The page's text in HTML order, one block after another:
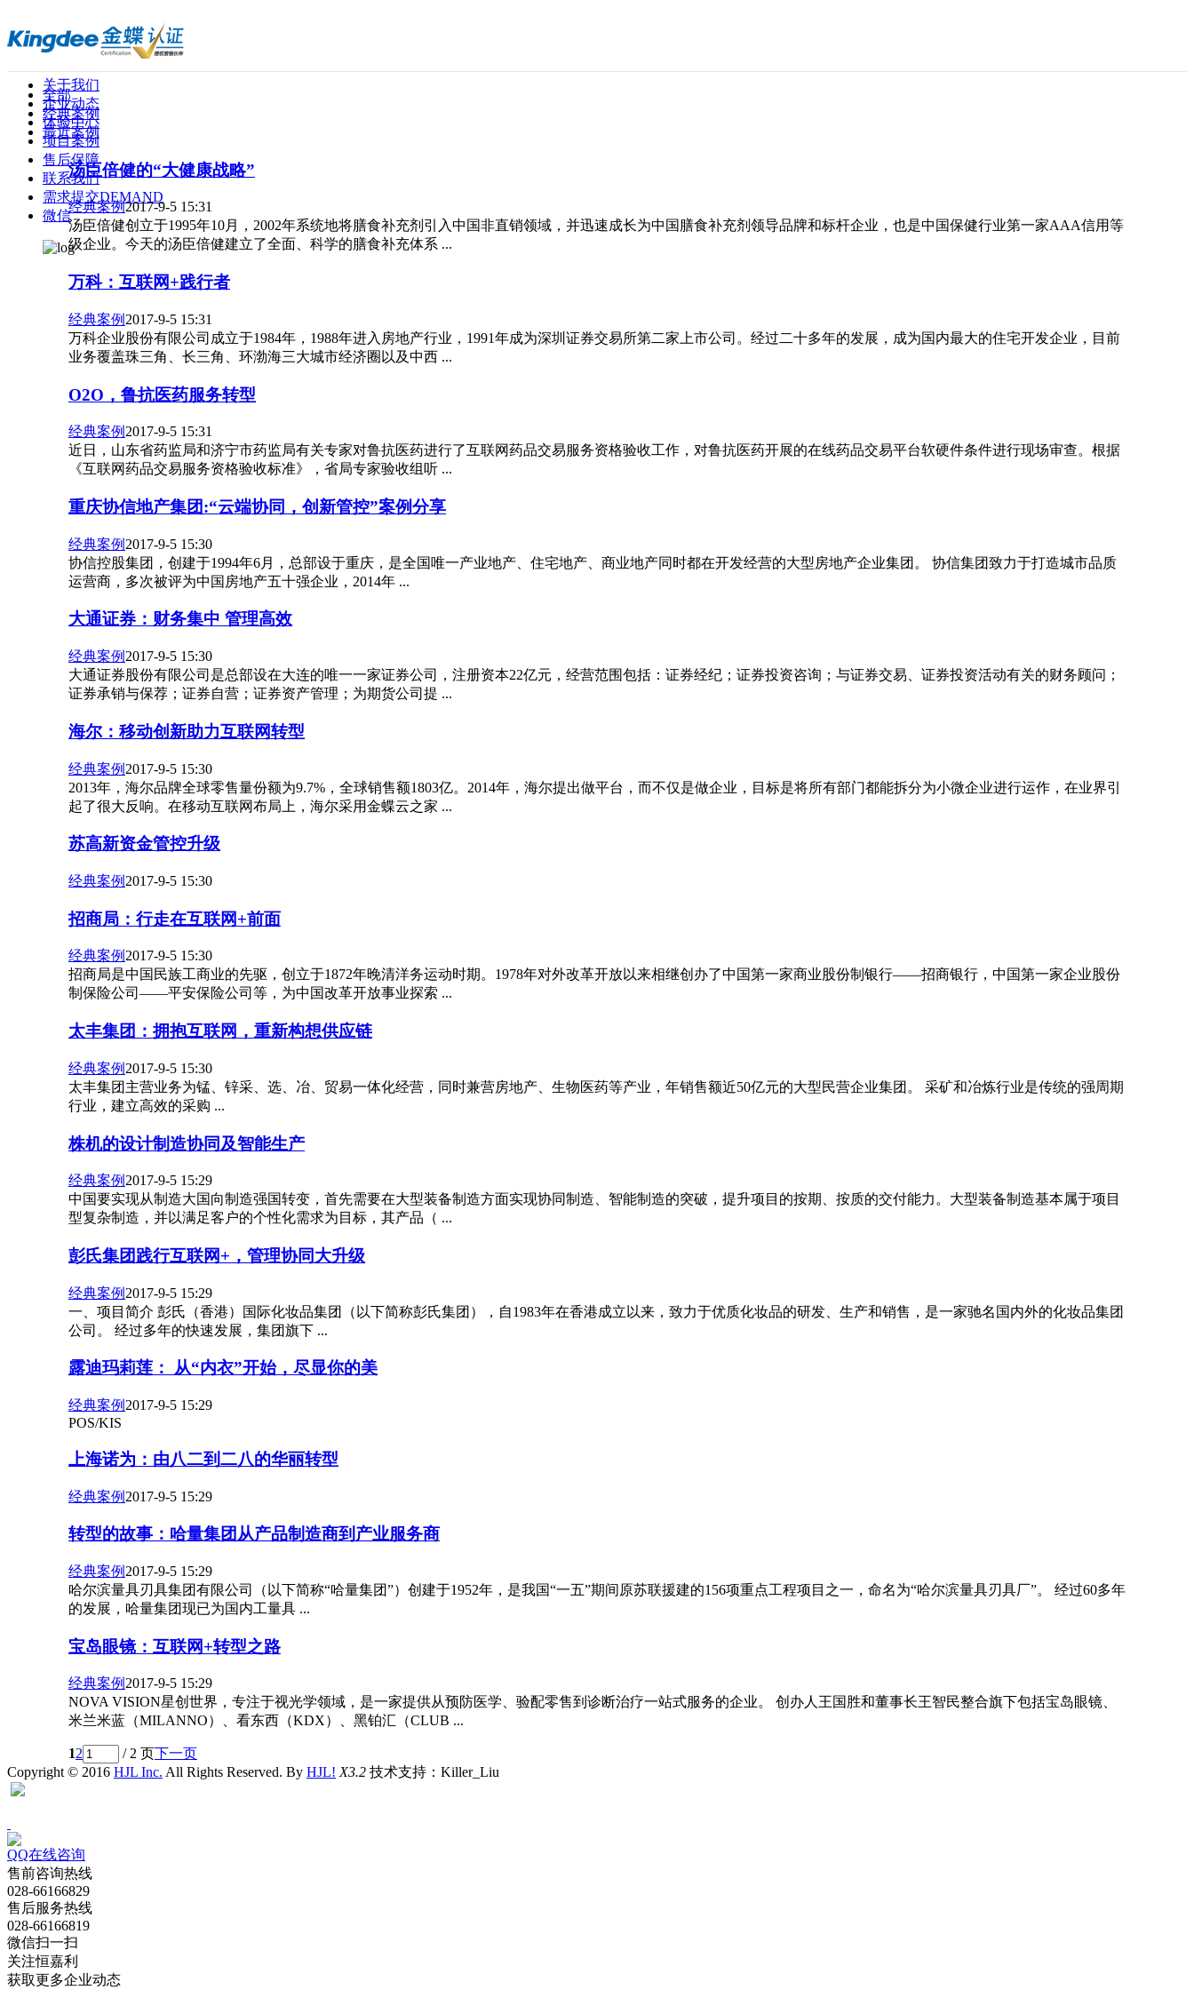
关于我们
企业动态
体验中心
项目案例
售后保障
联系我们
需求提交DEMAND
微信
全部
经典案例
最近案例
汤臣倍健的“大健康战略”
经典案例2017-9-5 15:31
汤臣倍健创立于1995年10月，2002年系统地将膳食补充剂引入中国非直销领域，并迅速成长为中国膳食补充剂领导品牌和标杆企业，也是中国保健行业第一家AAA信用等
级企业。今天的汤臣倍健建立了全面、科学的膳食补充体系 ...
万科：互联网+践行者
经典案例 2017-9-5 15:31
万科企业股份有限公司成立于1984年，1988年进入房地产行业，1991年成为深圳证券交易所第二家上市公司。经过二十多年的发展，成为国内最大的住宅开发企业，目前
业务覆盖珠三角、长三角、环渤海三大城市经济圈以及中西 ...
O2O，鲁抗医药服务转型
经典案例 2017-9-5 15:31
近日，山东省药监局和济宁市药监局有关专家对鲁抗医药进行了互联网药品交易服务资格验收工作，对鲁抗医药开展的在线药品交易平台软硬件条件进行现场审查。根据
《互联网药品交易服务资格验收标准》，省局专家验收组听 ...
重庆协信地产集团:“云端协同，创新管控”案例分享
经典案例 2017-9-5 15:30
协信控股集团，创建于1994年6月，总部设于重庆，是全国唯一产业地产、住宅地产、商业地产同时都在开发经营的大型房地产企业集团。 协信集团致力于打造城市品质
运营商，多次被评为中国房地产五十强企业，2014年 ...
大通证券：财务集中 管理高效
经典案例 2017-9-5 15:30
大通证券股份有限公司是总部设在大连的唯一一家证券公司，注册资本22亿元，经营范围包括：证券经纪；证券投资咨询；与证券交易、证券投资活动有关的财务顾问；
证券承销与保荐；证券自营；证券资产管理；为期货公司提 ...
海尔：移动创新助力互联网转型
经典案例 2017-9-5 15:30
2013年，海尔品牌全球零售量份额为9.7%，全球销售额1803亿。2014年，海尔提出做平台，而不仅是做企业，目标是将所有部门都能拆分为小微企业进行运作，在业界引
起了很大反响。在移动互联网布局上，海尔采用金蝶云之家 ...
苏高新资金管控升级
经典案例 2017-9-5 15:30
招商局：行走在互联网+前面
经典案例2017-9-5 15:30
招商局是中国民族工商业的先驱，创立于1872年晚清洋务运动时期。1978年对外改革开放以来相继创办了中国第一家商业股份制银行——招商银行，中国第一家企业股份
制保险公司——平安保险公司等，为中国改革开放事业探索 ...
太丰集团：拥抱互联网，重新构想供应链
经典案例 2017-9-5 15:30
太丰集团主营业务为锰、锌采、选、冶、贸易一体化经营，同时兼营房地产、生物医药等产业，年销售额近50亿元的大型民营企业集团。 采矿和冶炼行业是传统的强周期
行业，建立高效的采购 ...
株机的设计制造协同及智能生产
经典案例 2017-9-5 15:29
中国要实现从制造大国向制造强国转变，首先需要在大型装备制造方面实现协同制造、智能制造的突破，提升项目的按期、按质的交付能力。大型装备制造基本属于项目
型复杂制造，并以满足客户的个性化需求为目标，其产品（ ...
彭氏集团践行互联网+，管理协同大升级
经典案例 2017-9-5 15:29
一、项目简介 彭氏（香港）国际化妆品集团（以下简称彭氏集团），自1983年在香港成立以来，致力于优质化妆品的研发、生产和销售，是一家驰名国内外的化妆品集团
公司。 经过多年的快速发展，集团旗下 ...
露迪玛莉莲： 从“内衣”开始，尽显你的美
经典案例 2017-9-5 15:29
POS/KIS
上海诺为：由八二到二八的华丽转型
经典案例 2017-9-5 15:29
转型的故事：哈量集团从产品制造商到产业服务商
经典案例 2017-9-5 15:29
哈尔滨量具刃具集团有限公司（以下简称“哈量集团”）创建于1952年，是我国“一五”期间原苏联援建的156项重点工程项目之一，命名为“哈尔滨量具刃具厂”。 经过60多年
的发展，哈量集团现已为国内工量具 ...
宝岛眼镜：互联网+转型之路
经典案例2017-9-5 15:29
NOVA VISION星创世界，专注于视光学领域，是一家提供从预防医学、验配零售到诊断治疗一站式服务的企业。 创办人王国胜和董事长王智民整合旗下包括宝岛眼镜、
米兰米蓝（MILANNO）、看东西（KDX）、黑铂汇（CLUB ...
12 / 2 页
下一页
Copyright © 2016 HJL Inc. All Rights Reserved. By HJL! X3.2 技术支持：Killer_Liu
QQ在线咨询
售前咨询热线
028-66166829
售后服务热线
028-66166819
微信扫一扫
关注恒嘉利
获取更多企业动态